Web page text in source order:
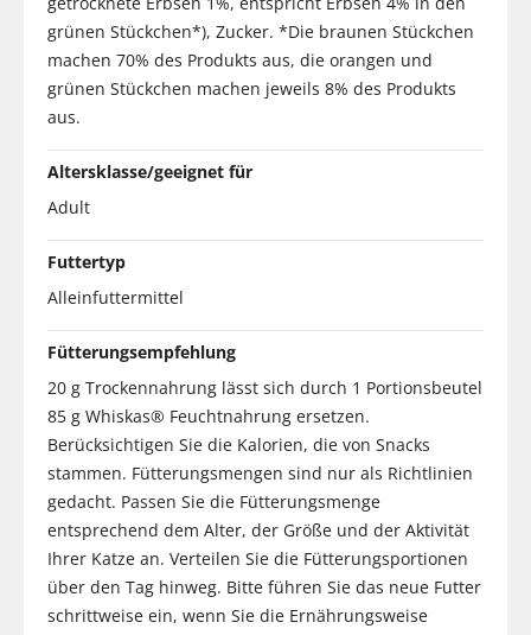
grünen Stückchen*), Zucker. *Die braunen Stückchen
machen 70% des Produkts aus, die orangen und
grünen Stückchen machen jeweils 8% des Produkts
aus.
Altersklasse/geeignet für
Adult
Futtertyp
Alleinfuttermittel
Fütterungsempfehlung
20 g Trockennahrung lässt sich durch 1 Portionsbeutel
85 g Whiskas® Feuchtnahrung ersetzen.
Berücksichtigen Sie die Kalorien, die von Snacks
stammen. Fütterungsmengen sind nur als Richtlinien
gedacht. Passen Sie die Fütterungsmenge
entsprechend dem Alter, der Größe und der Aktivität
Ihrer Katze an. Verteilen Sie die Fütterungsportionen
über den Tag hinweg. Bitte führen Sie das neue Futter
schrittweise ein, wenn Sie die Ernährungsweise